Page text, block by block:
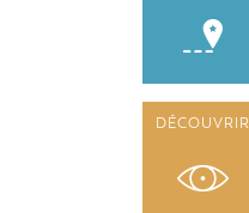
DÉCOUVRIR